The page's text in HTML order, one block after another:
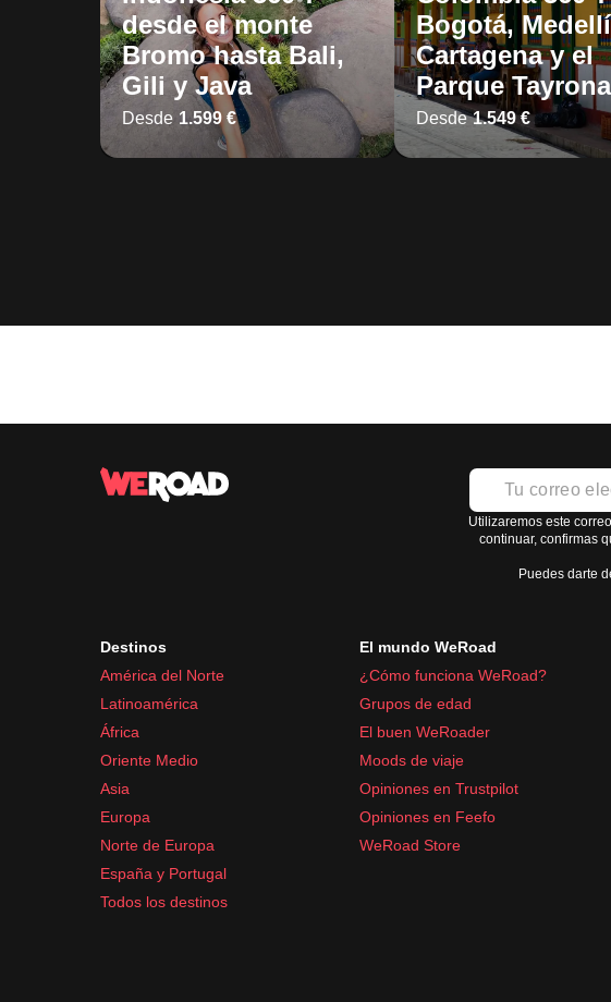
desde el monte
Bromo hasta Bali,
Gili y Java
Desde 1.599 €
Bogotá,
Cartagena y el
Parque Tayrona
Desde 1.549 €
Utilizaremos este
continuar, confirmas
Puedes darte
Destinos
América del Norte
Latinoamérica
África
Oriente Medio
Asia
Europa
Norte de Europa
España y Portugal
Todos los destinos
El mundo WeRoad
¿Cómo funciona WeRoad?
Grupos de edad
El buen WeRoader
Moods de viaje
Opiniones en Trustpilot
Opiniones en Feefo
WeRoad Store